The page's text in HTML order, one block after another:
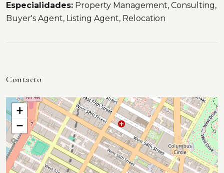
Especialidades: Property Management, Consulting,
Buyer's Agent, Listing Agent, Relocation
Contacto
+
−